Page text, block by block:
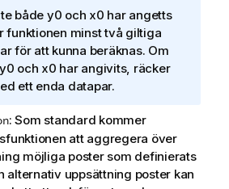
både y0 och x0 har angetts
funktionen minst två giltiga
för att kunna beräknas. Om
y0 och x0 har angivits, räcker
ett enda datapar.
: Som standard kommer
att aggregera över
möjliga poster som definierats
alternativ uppsättning poster kan